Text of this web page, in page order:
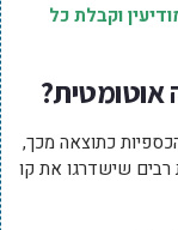
וקבלת כל
אוטומטית?
כתוצאה מכך,
רבים שישדרגו את קו